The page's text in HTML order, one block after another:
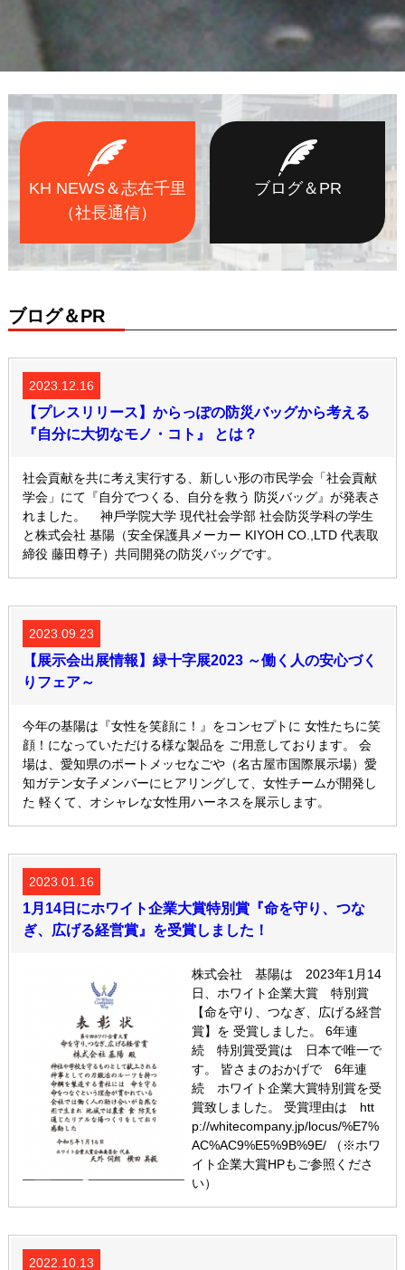
KH NEWS＆志在千里
（社長通信）
ブログ＆PR
ブログ＆PR
2023.12.16
【プレスリリース】からっぽの防災バッグから考える
『⾃分に⼤切なモノ・コト』 とは？
社会貢献を共に考え実⾏する、新しい形の市⺠学会「社会貢献
学会」にて『⾃分でつくる、⾃分を救う 防災バッグ』が発表さ
れました。 神⼾学院⼤学 現代社会学部 社会防災学科の学⽣
と株式会社 基陽（安全保護具メーカー KIYOH CO.,LTD 代表取
締役 藤⽥尊⼦）共同開発の防災バッグです。
2023.09.23
【展示会出展情報】緑十字展2023 ～働く人の安心づく
りフェア～
今年の基陽は『女性を笑顔に！』をコンセプトに 女性たちに笑
顔！になっていただける様な製品を ご用意しております。 会
場は、愛知県のポートメッセなごや（名古屋市国際展示場）愛
知ガテン女子メンバーにヒアリングして、女性チームが開発し
た 軽くて、オシャレな女性用ハーネスを展示します。
2023.01.16
1月14日にホワイト企業大賞特別賞『命を守り、つな
ぎ、広げる経営賞』を受賞しました！
株式会社 基陽は 2023年1月14
日、ホワイト企業大賞 特別賞
【命を守り、つなぎ、広げる経営
賞】を 受賞しました。 6年連
続 特別賞受賞は 日本で唯一で
す。 皆さまのおかげで 6年連
続 ホワイト企業大賞特別賞を受
賞致しました。 受賞理由は htt
p://whitecompany.jp/locus/%E7%
AC%AC9%E5%9B%9E/ （※ホワ
イト企業大賞HPもご参照くださ
い）
2022.10.13